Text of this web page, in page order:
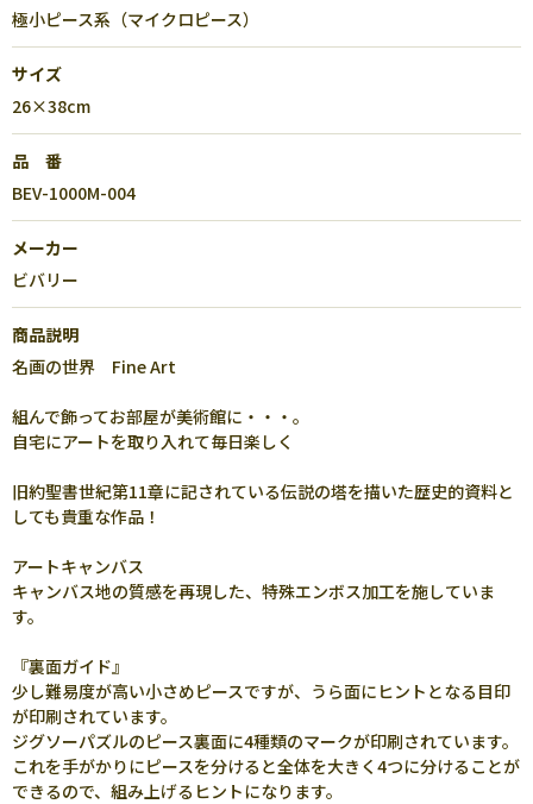
極小ピース系（マイクロピース）
サイズ
26×38cm
品 番
BEV-1000M-004
メーカー
ビバリー
商品説明
名画の世界 Fine Art
組んで飾ってお部屋が美術館に・・・。
自宅にアートを取り入れて毎日楽しく
旧約聖書世紀第11章に記されている伝説の塔を描いた歴史的資料と
しても貴重な作品！
アートキャンバス
キャンバス地の質感を再現した、特殊エンボス加工を施していま
す。
『裏面ガイド』
少し難易度が高い小さめピースですが、うら面にヒントとなる目印
が印刷されています。
ジグソーパズルのピース裏面に4種類のマークが印刷されています。
これを手がかりにピースを分けると全体を大きく4つに分けることが
できるので、組み上げるヒントになります。